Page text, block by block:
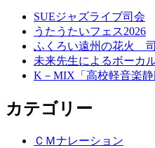
SUEジャズライブ司会
うたうたいフェス2026
ふくろい遠州の花火
未来先生によるボーカ
K－MIX「高校軽音楽
カテゴリー
ＣＭナレーション